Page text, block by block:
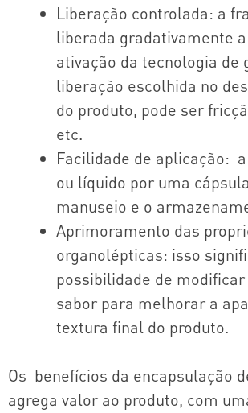
Liberação controlada: a
liberada gradativamente
ativação da tecnologia de
liberação escolhida no
do produto, pode ser
etc.
Facilidade de aplicação:
ou líquido por uma
manuseio e o
Aprimoramento das
organolépticas: isso
possibilidade de modificar
sabor para melhorar a
textura final do produto.
Os benefícios da encapsulação
agrega valor ao produto, com